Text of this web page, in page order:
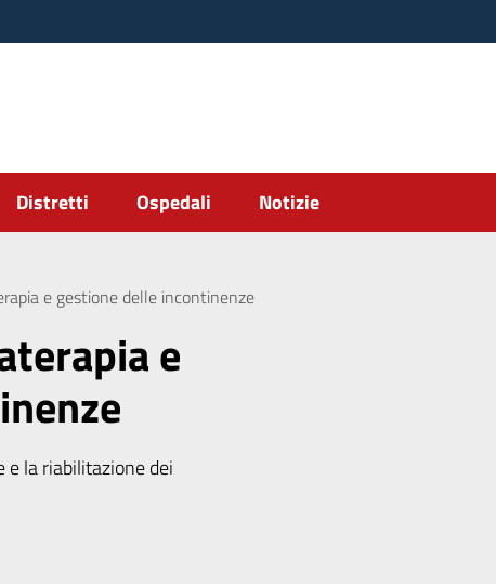
Distretti Ospedali Notizie
e gestione delle incontinenze
e
e la riabilitazione dei